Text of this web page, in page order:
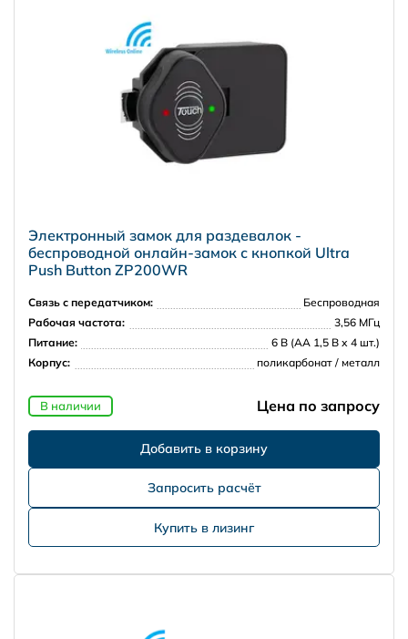
Электронный замок для раздевалок -
беспроводной онлайн-замок с кнопкой Ultra
Push Button ZP200WR
Связь с передатчиком:
Беспроводная
Рабочая частота:
3,56 МГц
Питание:
6 В (АА 1,5 В х 4 шт.)
Корпус:
поликарбонат / металл
В наличии Цена по запросу
Запросить расчёт
Купить в лизинг